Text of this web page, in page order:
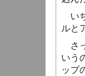
い
ルと
さ
いう
ップ